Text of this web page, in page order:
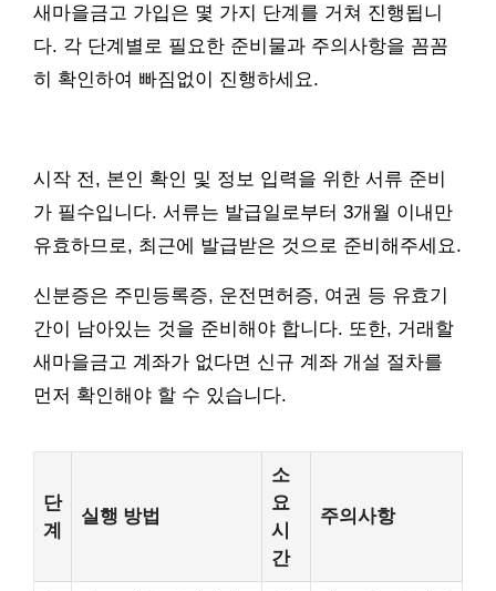
새마을금고 가입은 몇 가지 단계를 거쳐 진행됩니
다. 각 단계별로 필요한 준비물과 주의사항을 꼼꼼
히 확인하여 빠짐없이 진행하세요.
시작 전, 본인 확인 및 정보 입력을 위한 서류 준비
가 필수입니다. 서류는 발급일로부터 3개월 이내만
유효하므로, 최근에 발급받은 것으로 준비해주세요.
신분증은 주민등록증, 운전면허증, 여권 등 유효기
간이 남아있는 것을 준비해야 합니다. 또한, 거래할
새마을금고 계좌가 없다면 신규 계좌 개설 절차를
먼저 확인해야 할 수 있습니다.
단
계
실행 방법
소
요
시
간
주의사항